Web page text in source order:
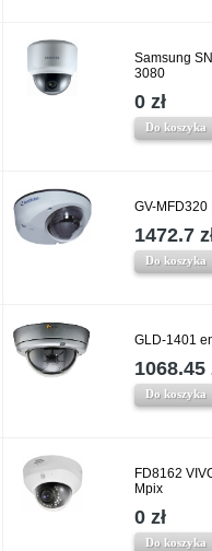
Samsung
3080
0 zł
Do koszyka
GV-MFD320
1472.7
Do koszyka
GLD-1401
1068.45
Do koszyka
FD8162
Mpix
0 zł
Do koszyka